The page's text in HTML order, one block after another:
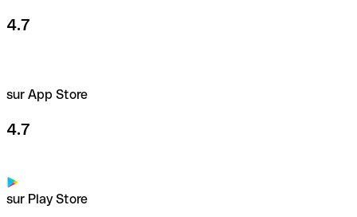
4.7
sur App Store
4.7
sur Play Store